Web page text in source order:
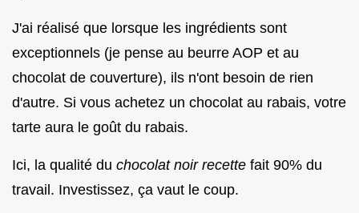
J'ai réalisé que lorsque les ingrédients sont
exceptionnels (je pense au beurre AOP et au
chocolat de couverture), ils n'ont besoin de rien
d'autre. Si vous achetez un chocolat au rabais, votre
tarte aura le goût du rabais.
Ici, la qualité du chocolat noir recette fait 90% du
travail. Investissez, ça vaut le coup.